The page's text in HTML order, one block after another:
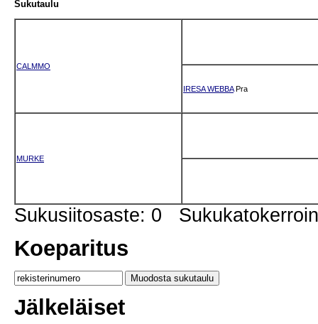
Sukutaulu
CALMMO
IRESA WEBBA Pra
MURKE
Sukusiitosaste: 0
Koeparitus
Jälkeläiset